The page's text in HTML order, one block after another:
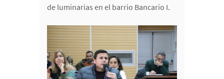
de luminarias en el barrio Bancario I.